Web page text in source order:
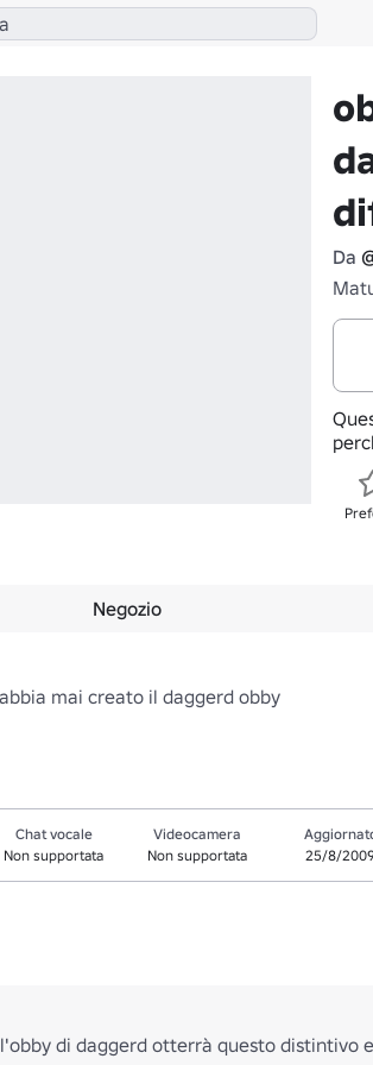
Da
Negozio
mai creato il daggerd obby
Chat vocale
Non supportata
Videocamera
Non supportata
25/8/
di daggerd otterrà questo distintivo